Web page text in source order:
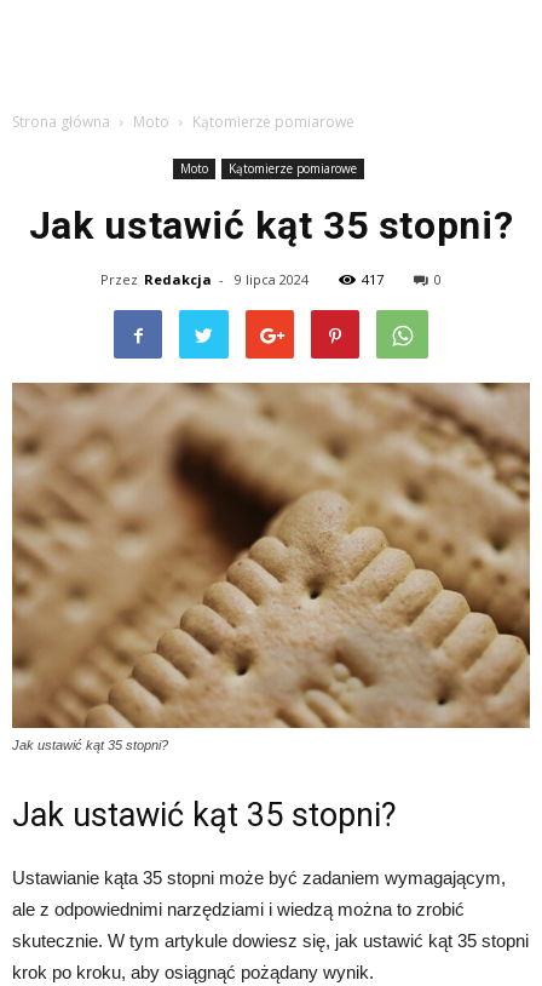
Strona główna Moto Kątomierze pomiarowe
Moto Kątomierze pomiarowe
Jak ustawić kąt 35 stopni?
Przez Redakcja - 9 lipca 2024 417 0
Jak ustawić kąt 35 stopni?
Jak ustawić kąt 35 stopni?
Ustawianie kąta 35 stopni może być zadaniem wymagającym,
ale z odpowiednimi narzędziami i wiedzą można to zrobić
skutecznie. W tym artykule dowiesz się, jak ustawić kąt 35 stopni
krok po kroku, aby osiągnąć pożądany wynik.